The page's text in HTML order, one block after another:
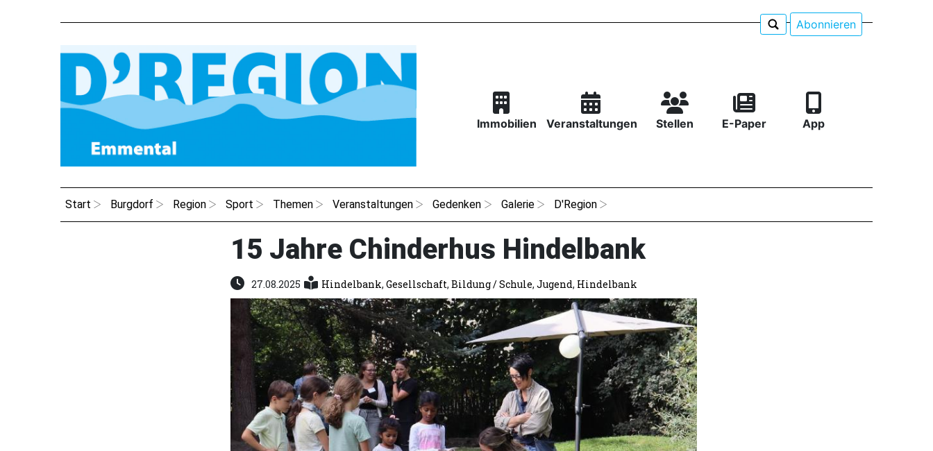
Abonnieren
Immobilien Veranstaltungen Stellen E-Paper App
Start Burgdorf Region Sport Themen Veranstaltungen Gedenken Galerie D'Region
15 Jahre Chinderhus Hindelbank
27.08.2025 Hindelbank, Gesellschaft, Bildung / Schule, Jugend, Hindelbank